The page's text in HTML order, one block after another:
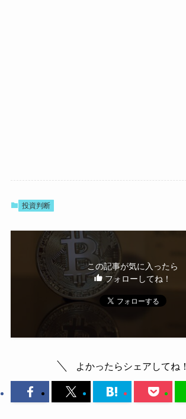
投資判断
この記事が気に入ったら
フォローしてね！
よかったらシェアしてね！